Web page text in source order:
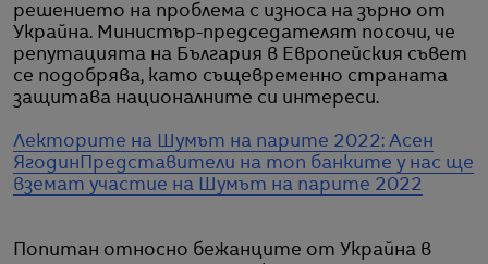
решението на проблема с износа на зърно от
Украйна. Министър-председателят посочи, че
репутацията на България в Европейския съвет
се подобрява, като същевременно страната
защитава националните си интереси.
Лекторите на Шумът на парите 2022: Асен
Ягодин Представители на топ банките у нас ще
вземат участие на Шумът на парите 2022
Попитан относно бежанците от Украйна в